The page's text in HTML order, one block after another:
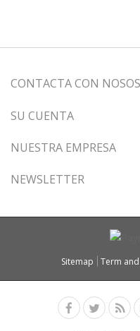
CONTACTA CON
SU CUENTA
NUESTRA EMPRESA
NEWSLETTER
Sitemap Term